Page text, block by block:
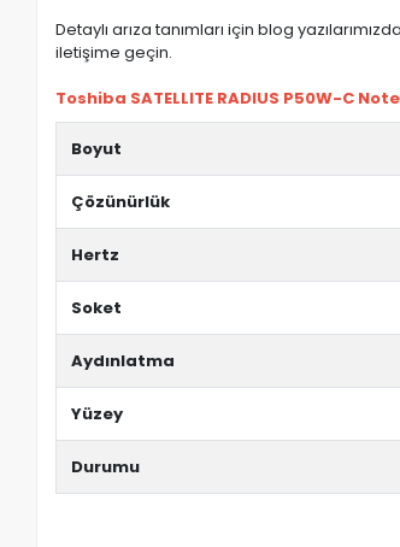
Detaylı arıza tanımları için blog
iletişime geçin.
Toshiba SATELLITE RADIUS P50W-C
Boyut
Çözünürlük
Hertz
Soket
Aydınlatma
Yüzey
Durumu